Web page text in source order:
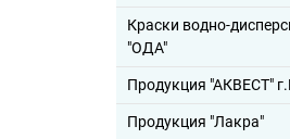
Краски водно-
"ОДА"
Продукция "АКВЕСТ"
Продукция "Лакра"